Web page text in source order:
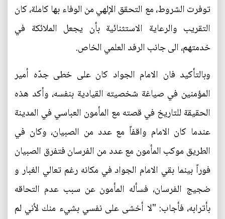
توفرت الشروط، مع التحقق الإلهي من الوفاء بها كاملة، كان
التقريب والرعاية الاستثنائية بأن يجعل الملائكة في
خدمتهم، الى جانب الرفد العلمي الخاص.
وبالتأكيد فان الامام الجواد كان على خطى جدّه أمير
المؤمنين في صياغة شخصيته القيادية بنفسه، وأكد هذه
الحقيقة للتاريخ في قصته مع المأمون العباسي في المدينة
عندما كان الامام واقفاً مع عدد من الصبيان، وكان في
الطريق موكب المأمون مع عدد من الفرسان فتفرق الصبيان
فوراً بينما بقي الامام الجواد في مكانه رغم تعالي الغبار و
ضجيج الفرسان، فسأله المأمون عن سبب عدم التحاقه
بأترابه، فأجاب: "لا أخشى على نفسي بشيء منك لأني لم